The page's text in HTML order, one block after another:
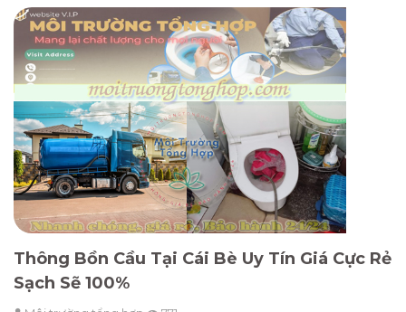
Thông Bồn Cầu Tại Cái Bè Uy Tín Giá Cực Rẻ
Sạch Sẽ 100%